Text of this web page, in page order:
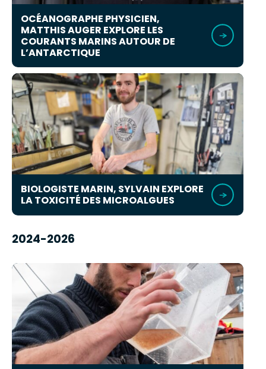
OCÉANOGRAPHE PHYSICIEN,
MATTHIS AUGER EXPLORE LES
COURANTS MARINS AUTOUR DE
L’ANTARCTIQUE
BIOLOGISTE MARIN, SYLVAIN EXPLORE
LA TOXICITÉ DES MICROALGUES
2024-2026